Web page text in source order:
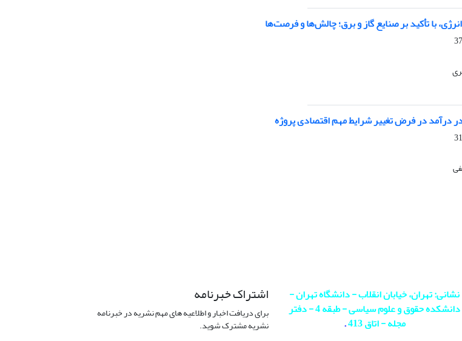
با تأکید بر صنایع گاز و برق؛ چالش‌ها و فرصت‌ها
درآمد در فرض تغییر شرایط مهم اقتصادی پروژه
نشانی: تهران، خیابان انقلاب - دانشگاه تهران -
دانشکده حقوق و علوم سیاسی - طبقه 4 - دفتر
مجله - اتاق 413
.
اشتراک خبرنامه
برای دریافت اخبار و اطلاعیه های مهم نشریه در خبرنامه
نشریه مشترک شوید.